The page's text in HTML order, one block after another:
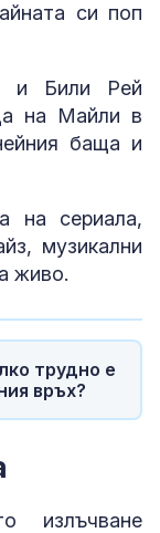
си поп
и Били Рей
на Майли в
баща и
на сериала,
музикални
живо.
трудно е
връх?
излъчване